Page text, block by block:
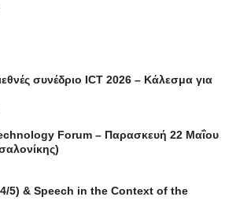
συνέδριο ICT 2026 – Κάλεσμα για
Forum – Παρασκευή 22 Μαΐου
5) & Speech in the Context of the